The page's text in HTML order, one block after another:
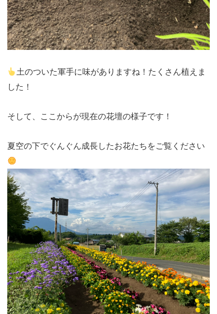
土のついた軍手に味がありますね！たくさん植えま
した！
そして、ここからが現在の花壇の様子です！
夏空の下でぐんぐん成長したお花たちをご覧ください